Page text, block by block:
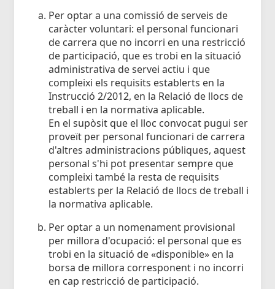
Per optar a una comissió de serveis de
caràcter voluntari: el personal funcionari
de carrera que no incorri en una restricció
de participació, que es trobi en la situació
administrativa de servei actiu i que
compleixi els requisits establerts en la
Instrucció 2/2012, en la Relació de llocs de
treball i en la normativa aplicable.
En el supòsit que el lloc convocat pugui ser
proveït per personal funcionari de carrera
d'altres administracions públiques, aquest
personal s'hi pot presentar sempre que
compleixi també la resta de requisits
establerts per la Relació de llocs de treball i
la normativa aplicable.
Per optar a un nomenament provisional
per millora d'ocupació: el personal que es
trobi en la situació de «disponible» en la
borsa de millora corresponent i no incorri
en cap restricció de participació.